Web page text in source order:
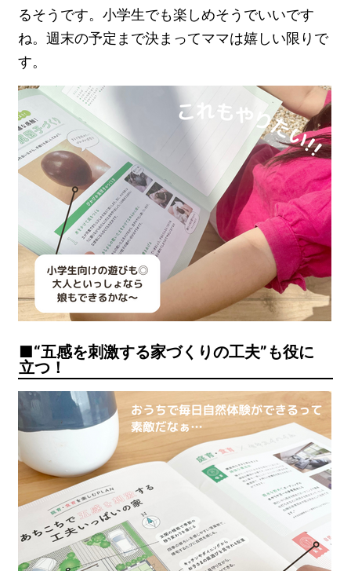
るそうです。小学生でも楽しめそうでいいです
ね。週末の予定まで決まってママは嬉しい限りで
す。
“五感を刺激する家づくりの工夫”も役に
立つ！